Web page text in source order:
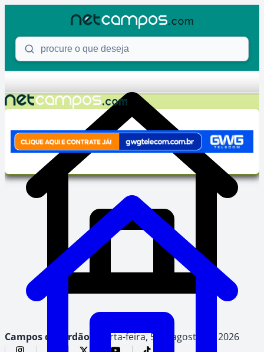
Procure o que deseja
Campos do Jordão, quarta-feira, 5 de agosto de 2026